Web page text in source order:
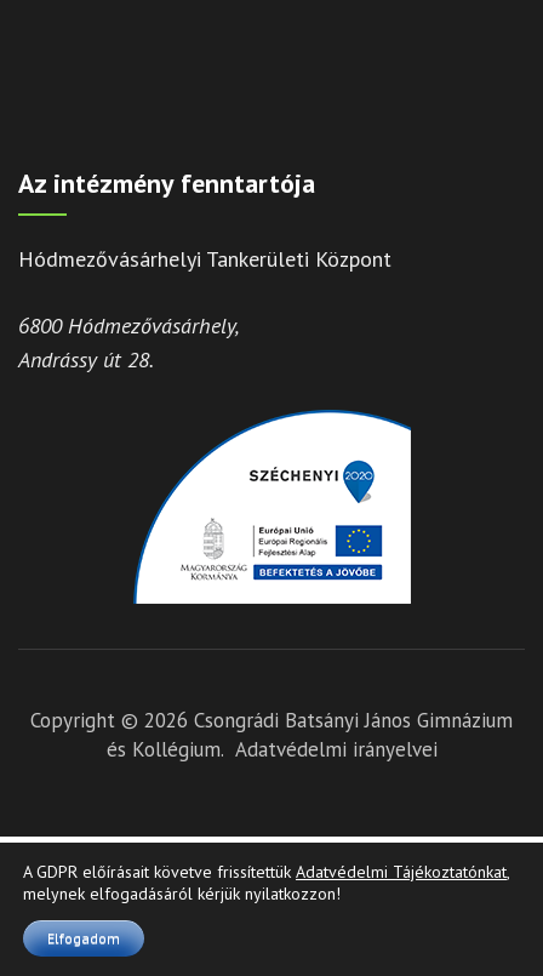
Az intézmény fenntartója
Hódmezővásárhelyi Tankerületi Központ
6800 Hódmezővásárhely,
Andrássy út 28.
Copyright © 2026 Csongrádi Batsányi János Gimnázium
és Kollégium. Adatvédelmi irányelvei
A GDPR előírásait követve frissítettük Adatvédelmi Tájékoztatónkat,
melynek elfogadásáról kérjük nyilatkozzon!
Elfogadom